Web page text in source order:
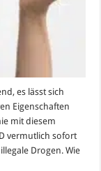
es lässt sich
Eigenschaften
mit diesem
vermutlich sofort
Drogen. Wie